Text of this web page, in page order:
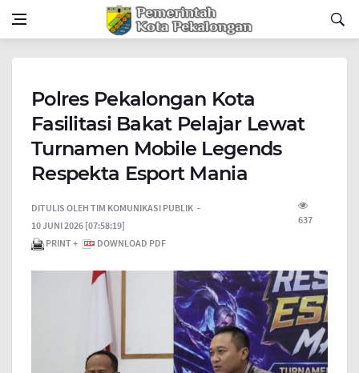
Polres Pekalongan Kota
Fasilitasi Bakat Pelajar Lewat
Turnamen Mobile Legends
Respekta Esport Mania
DITULIS OLEH TIM KOMUNIKASI PUBLIK
10 JUNI 2026 [07:58:19]
637
PRINT +
DOWNLOAD PDF